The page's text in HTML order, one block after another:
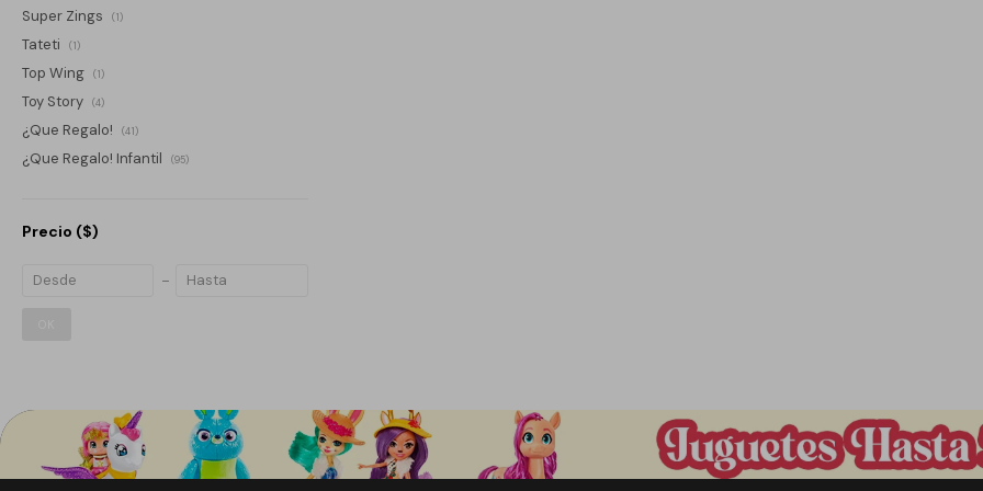
Super Zings (1)
Tateti (1)
Top Wing (1)
Toy Story (4)
¿Que Regalo! (41)
¿Que Regalo! Infantil (95)
Precio ($)